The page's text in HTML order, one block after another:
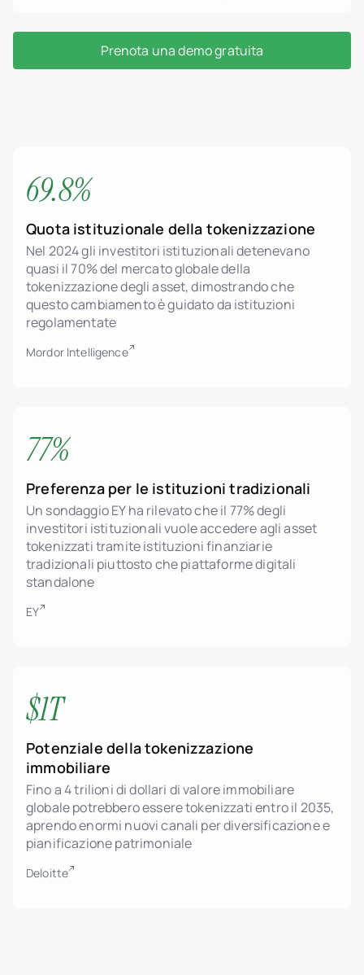
Prenota una demo gratuita
69.8%
Quota istituzionale della tokenizzazione
Nel 2024 gli investitori istituzionali detenevano
quasi il 70% del mercato globale della
tokenizzazione degli asset, dimostrando che
questo cambiamento è guidato da istituzioni
regolamentate
Mordor Intelligence
77%
Preferenza per le istituzioni tradizionali
Un sondaggio EY ha rilevato che il 77% degli
investitori istituzionali vuole accedere agli asset
tokenizzati tramite istituzioni finanziarie
tradizionali piuttosto che piattaforme digitali
standalone
EY
$1T
Potenziale della tokenizzazione
immobiliare
Fino a 4 trilioni di dollari di valore immobiliare
globale potrebbero essere tokenizzati entro il 2035,
aprendo enormi nuovi canali per diversificazione e
pianificazione patrimoniale
Deloitte